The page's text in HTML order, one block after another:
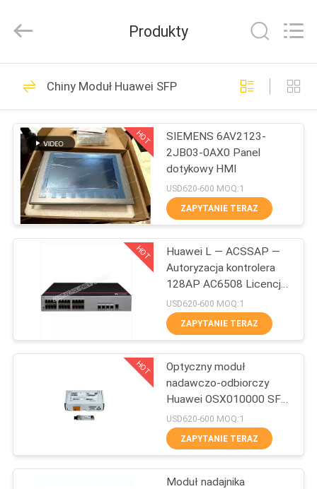
DOMU
PRODUKTY
FILMY
WYCIECZKA
FABRYCE
KONTROLA
JAKOŚCI
SKONTAKTUJ
Reserved.
Optyczny moduł
nadawczo-
odbiorczy
538
Transceiver
optyczny SFP
235
Moduły Cisco SFP
273
Produkty
Chiny Moduł Huawei SFP
HOT
SIEMENS 6AV2123-
2JB03-0AX0 Panel
dotykowy HMI
USD620-600 MOQ:1
ZAPYTANIE TERAZ
HOT
Huawei L — ACSSAP —
Autoryzacja kontrolera
128AP AC6508 Licencja
zasobów AP
USD620-600 MOQ:1
ZAPYTANIE TERAZ
HOT
Optyczny moduł
nadawczo-odbiorczy
Huawei OSX010000 SFP
+ 10G Moduł
jednomodowy 1310nm
10km LC
USD620-600 MOQ:1
ZAPYTANIE TERAZ
Moduł nadajnika